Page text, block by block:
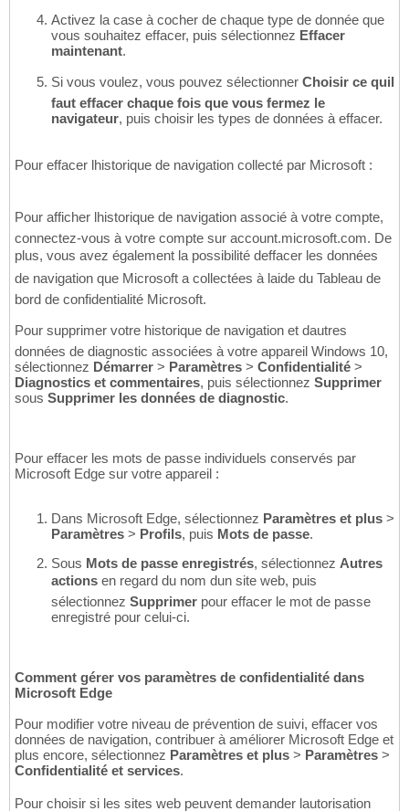
Activez la case à cocher de chaque type de donnée que
vous souhaitez effacer, puis sélectionnez Effacer
maintenant.
Si vous voulez, vous pouvez sélectionner Choisir ce quil
faut effacer chaque fois que vous fermez le
navigateur, puis choisir les types de données à effacer.
Pour effacer lhistorique de navigation collecté par Microsoft :
Pour afficher lhistorique de navigation associé à votre compte,
connectez-vous à votre compte sur account.microsoft.com. De
plus, vous avez également la possibilité deffacer les données
de navigation que Microsoft a collectées à laide du Tableau de
bord de confidentialité Microsoft.
Pour supprimer votre historique de navigation et dautres
données de diagnostic associées à votre appareil Windows 10,
sélectionnez Démarrer > Paramètres > Confidentialité >
Diagnostics et commentaires, puis sélectionnez Supprimer
sous Supprimer les données de diagnostic.
Pour effacer les mots de passe individuels conservés par
Microsoft Edge sur votre appareil :
Dans Microsoft Edge, sélectionnez Paramètres et plus >
Paramètres > Profils, puis Mots de passe.
Sous Mots de passe enregistrés, sélectionnez Autres
actions en regard du nom dun site web, puis
sélectionnez Supprimer pour effacer le mot de passe
enregistré pour celui-ci.
Comment gérer vos paramètres de confidentialité dans
Microsoft Edge
Pour modifier votre niveau de prévention de suivi, effacer vos
données de navigation, contribuer à améliorer Microsoft Edge et
plus encore, sélectionnez Paramètres et plus > Paramètres >
Confidentialité et services.
Pour choisir si les sites web peuvent demander lautorisation